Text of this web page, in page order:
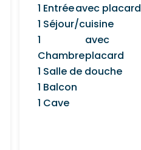
1 Entréeavec placard
1 Séjour/cuisine
1
Chambre
avec
placard
1 Salle de douche
1 Balcon
1 Cave